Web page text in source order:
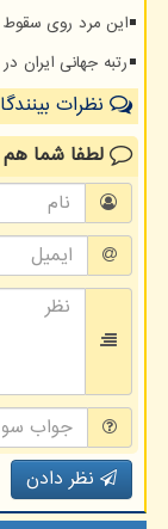
این مرد روی
رتبه جهانی
نظرات
لطفا شما هم
نظر دادن